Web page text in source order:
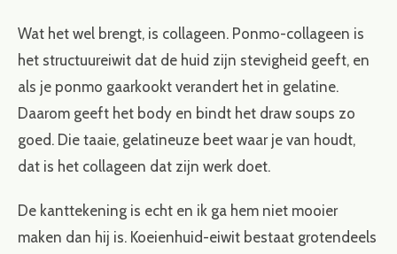
Wat het wel brengt, is collageen. Ponmo-collageen is
het structuureiwit dat de huid zijn stevigheid geeft, en
als je ponmo gaarkookt verandert het in gelatine.
Daarom geeft het body en bindt het draw soups zo
goed. Die taaie, gelatineuze beet waar je van houdt,
dat is het collageen dat zijn werk doet.
De kanttekening is echt en ik ga hem niet mooier
maken dan hij is. Koeienhuid-eiwit bestaat grotendeels